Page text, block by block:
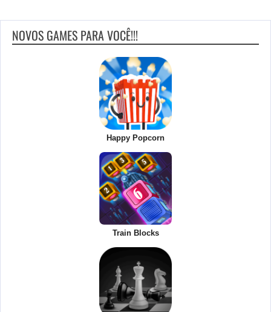
NOVOS GAMES PARA VOCÊ!!!
Happy Popcorn
Train Blocks